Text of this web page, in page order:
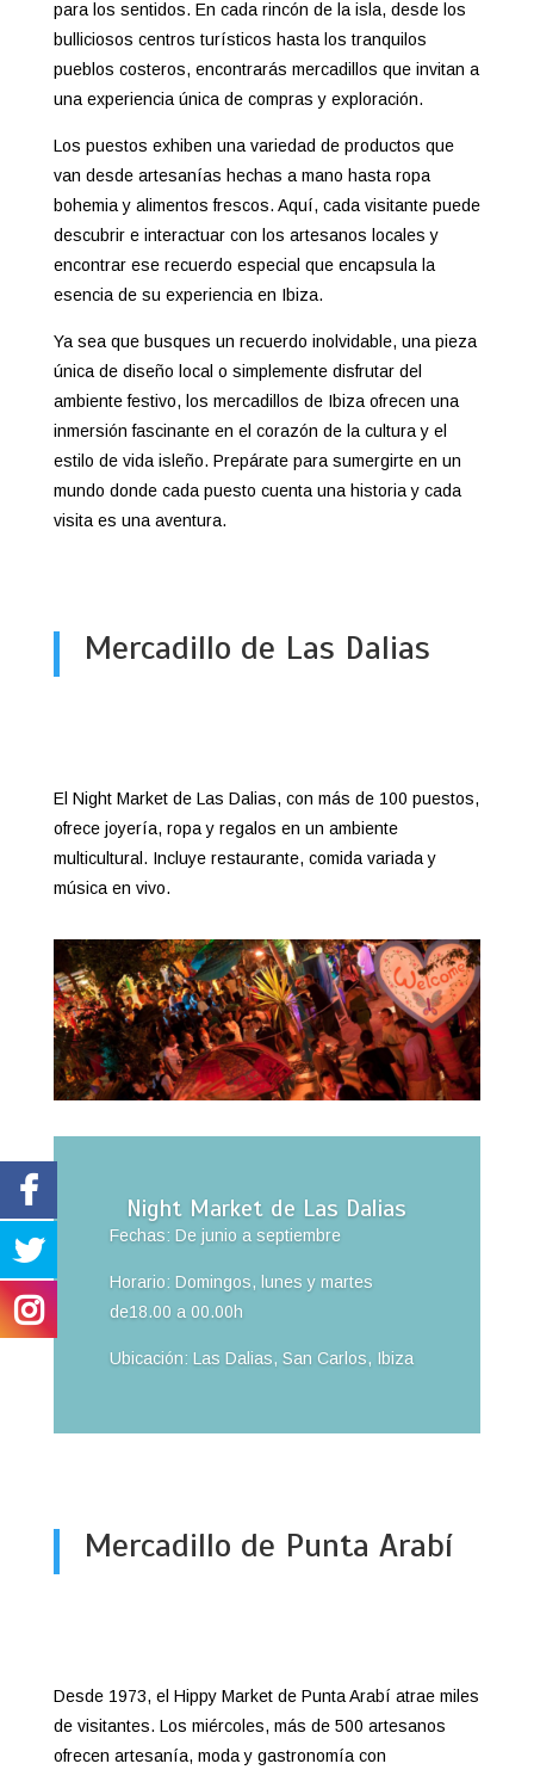
para los sentidos. En cada rincón de la isla, desde los
bulliciosos centros turísticos hasta los tranquilos
pueblos costeros, encontrarás mercadillos que invitan a
una experiencia única de compras y exploración.
Los puestos exhiben una variedad de productos que
van desde artesanías hechas a mano hasta ropa
bohemia y alimentos frescos. Aquí, cada visitante puede
descubrir e interactuar con los artesanos locales y
encontrar ese recuerdo especial que encapsula la
esencia de su experiencia en Ibiza.
Ya sea que busques un recuerdo inolvidable, una pieza
única de diseño local o simplemente disfrutar del
ambiente festivo, los mercadillos de Ibiza ofrecen una
inmersión fascinante en el corazón de la cultura y el
estilo de vida isleño. Prepárate para sumergirte en un
mundo donde cada puesto cuenta una historia y cada
visita es una aventura.
Mercadillo de Las Dalias
El Night Market de Las Dalias, con más de 100 puestos,
ofrece joyería, ropa y regalos en un ambiente
multicultural. Incluye restaurante, comida variada y
música en vivo.
Night Market de Las Dalias
Fechas: De junio a septiembre
Horario: Domingos, lunes y martes
de18.00 a 00.00h
Ubicación: Las Dalias, San Carlos, Ibiza
Mercadillo de Punta Arabí
Desde 1973, el Hippy Market de Punta Arabí atrae miles
de visitantes. Los miércoles, más de 500 artesanos
ofrecen artesanía, moda y gastronomía con